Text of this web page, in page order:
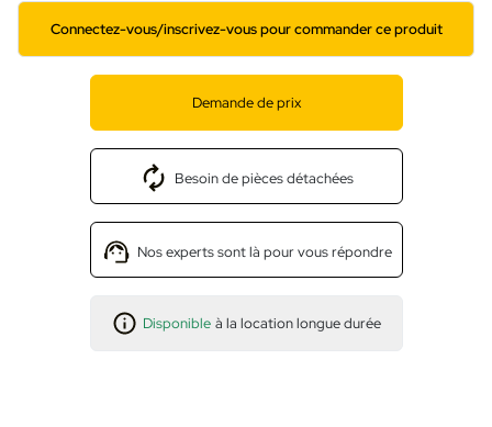
Connectez-vous/inscrivez-vous pour commander ce produit
Demande de prix
Besoin de pièces détachées
Nos experts sont là pour vous répondre
Disponible à la location longue durée